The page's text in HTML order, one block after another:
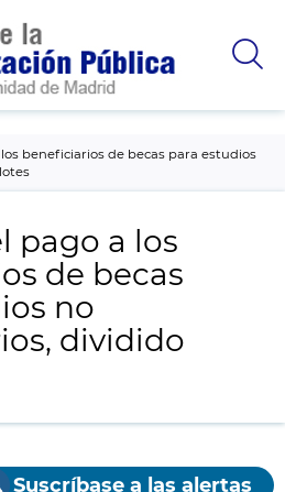
beneficiarios de becas para estudios
pago a los
de becas
no
dividido
Suscríbase a las alertas